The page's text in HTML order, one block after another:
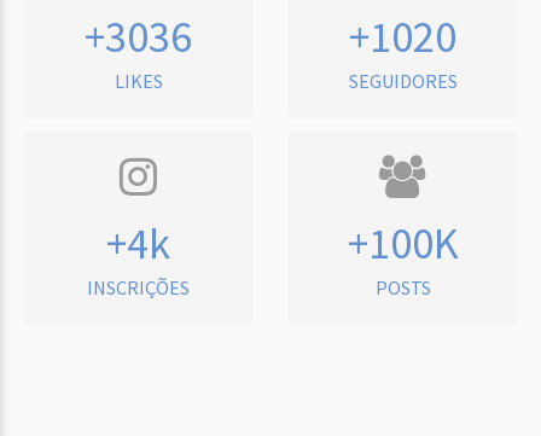
+3036
LIKES
+1020
SEGUIDORES
+4k
INSCRIÇÕES
+100K
POSTS